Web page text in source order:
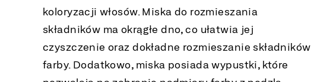
koloryzacji włosów. Miska do rozmieszania
składników ma okrągłe dno, co ułatwia jej
czyszczenie oraz dokładne rozmieszanie składników
farby. Dodatkowo, miska posiada wypustki, które